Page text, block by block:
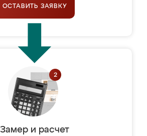
ОСТАВИТЬ ЗАЯВКУ
Замер и расчет